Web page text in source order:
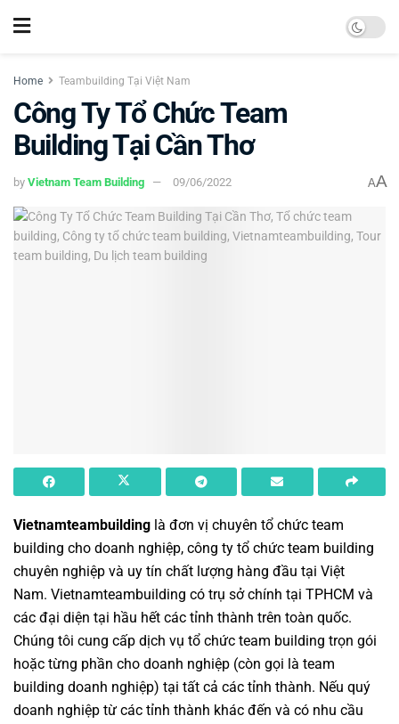
Home Teambuilding Tại Việt Nam
Công Ty Tổ Chức Team
Building Tại Cần Thơ
by Vietnam Team Building 09/06/2022 AA
Vietnamteambuilding là đơn vị chuyên tổ chức team
building cho doanh nghiệp, công ty tổ chức team building
chuyên nghiệp và uy tín chất lượng hàng đầu tại Việt
Nam. Vietnamteambuilding có trụ sở chính tại TPHCM và
các đại diện tại hầu hết các tỉnh thành trên toàn quốc.
Chúng tôi cung cấp dịch vụ tổ chức team building trọn gói
hoặc từng phần cho doanh nghiệp (còn gọi là team
building doanh nghiệp) tại tất cả các tỉnh thành. Nếu quý
doanh nghiệp từ các tỉnh thành khác đến và có nhu cầu